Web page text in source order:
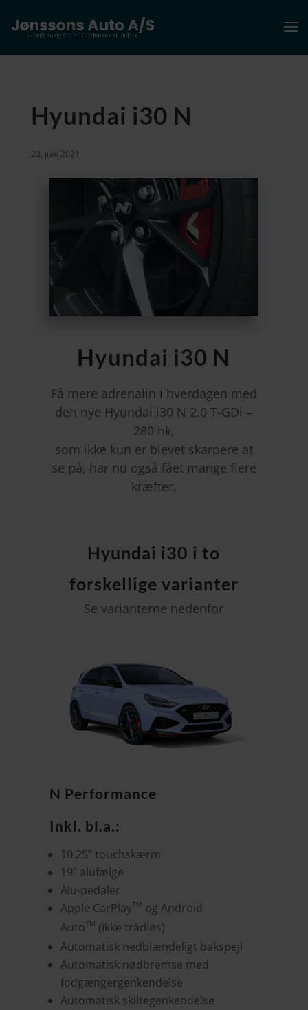
Hyundai i30 N
23. juni 2021
Videoafspiller
Hyundai i30 N
Få mere adrenalin i hverdagen med
den nye Hyundai i30 N 2.0 T-GDi –
280 hk,
som ikke kun er blevet skarpere at
se på, har nu også fået mange flere
kræfter.
Hyundai i30 i to
forskellige varianter
Se varianterne nedenfor
N Performance
Inkl. bl.a.:
10.25” touchskærm
19” alufælge
Alu-pedaler
Apple CarPlayTM og Android
AutoTM (ikke trådløs)
Automatisk nedblændeligt bakspejl
Automatisk nødbremse med
fodgængergenkendelse
Automatisk skiltegenkendelse